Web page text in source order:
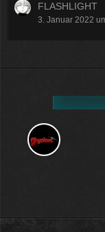
FLASHLIGHT
3. Januar 2022